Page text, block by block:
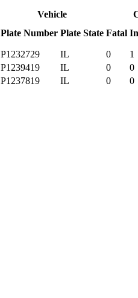
Vehicle
Plate Number Plate State Fatal
P1232729 IL 0
1
P1239419 IL 0
0
P1237819 IL 0 0